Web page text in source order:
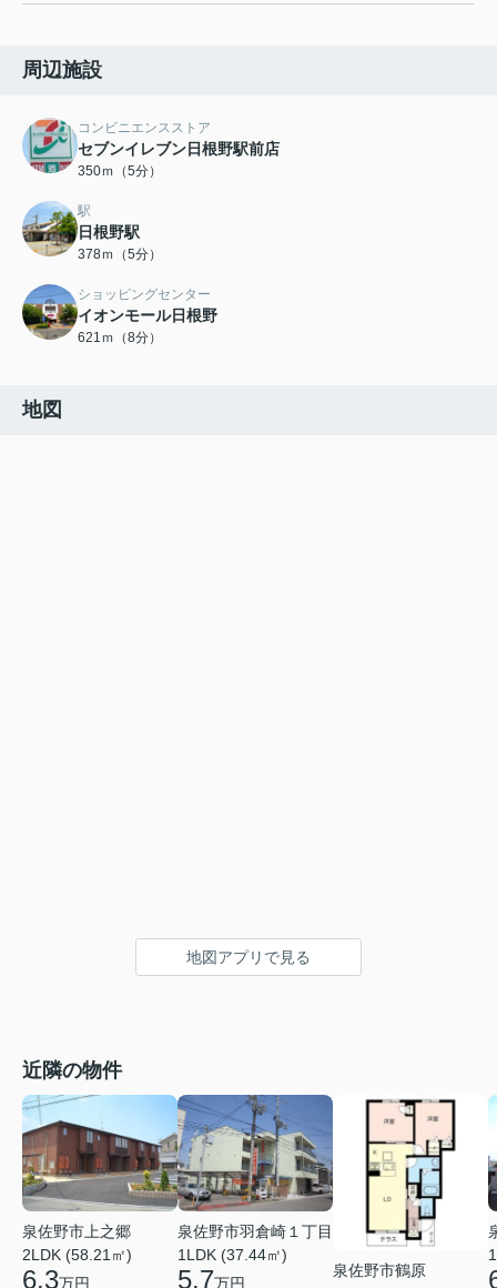
周辺施設
コンビニエンスストア
セブンイレブン日根野駅前店
350ｍ（5分）
駅
日根野駅
378ｍ（5分）
ショッピングセンター
イオンモール日根野
621ｍ（8分）
地図
地図アプリで見る
近隣の物件
泉佐野市上之郷
2LDK (58.21㎡)
6.3万円
泉佐野市羽倉崎１丁目
1LDK (37.44㎡)
5.7万円
泉佐野市鶴原